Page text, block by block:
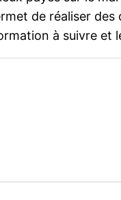
de réaliser
à suivre et